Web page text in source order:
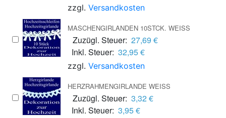
zzgl. Versandkosten
MASCHENGIRLANDEN 10STCK. WEISS
Zuzügl. Steuer: 27,69 €
Inkl. Steuer: 32,95 €
zzgl. Versandkosten
HERZRAHMENGIRLANDE WEISS
Zuzügl. Steuer: 3,32 €
Inkl. Steuer: 3,95 €